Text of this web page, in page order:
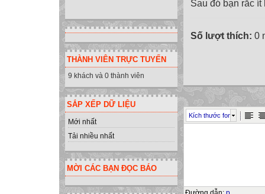
THÀNH VIÊN TRỰC TUYẾN
9 khách và 0 thành viên
SẮP XẾP DỮ LIỆU
Mới nhất
Tải nhiều nhất
MỜI CÁC BẠN ĐỌC BÁO
Sau đó bạn rắc
Số lượt thích: 0
Kích thước font